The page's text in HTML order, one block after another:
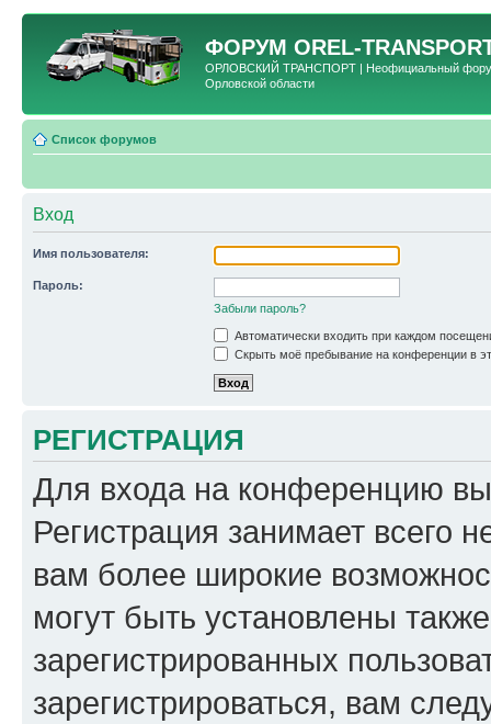
ФОРУМ OREL-
ОРЛОВСКИЙ ТРАНСПОРТ | Неофициальный форум
Орловской области
Список форумов
Вход
Имя пользователя:
Пароль:
Забыли пароль?
Автоматически входить при каждом
Скрыть моё пребывание на конференции в
РЕГИСТРАЦИЯ
Для входа на конференцию
Регистрация занимает всего
вам более широкие
могут быть установлены
зарегистрированных
зарегистрироваться, вам